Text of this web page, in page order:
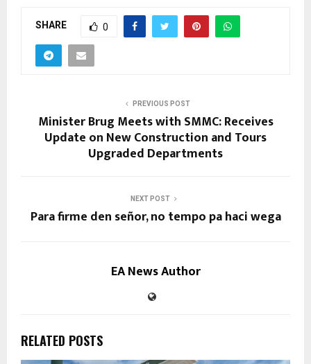
SHARE 0
PREVIOUS POST
Minister Brug Meets with SMMC: Receives
Update on New Construction and Tours
Upgraded Departments
NEXT POST
Para firme den señor, no tempo pa haci wega
EA News Author
RELATED POSTS